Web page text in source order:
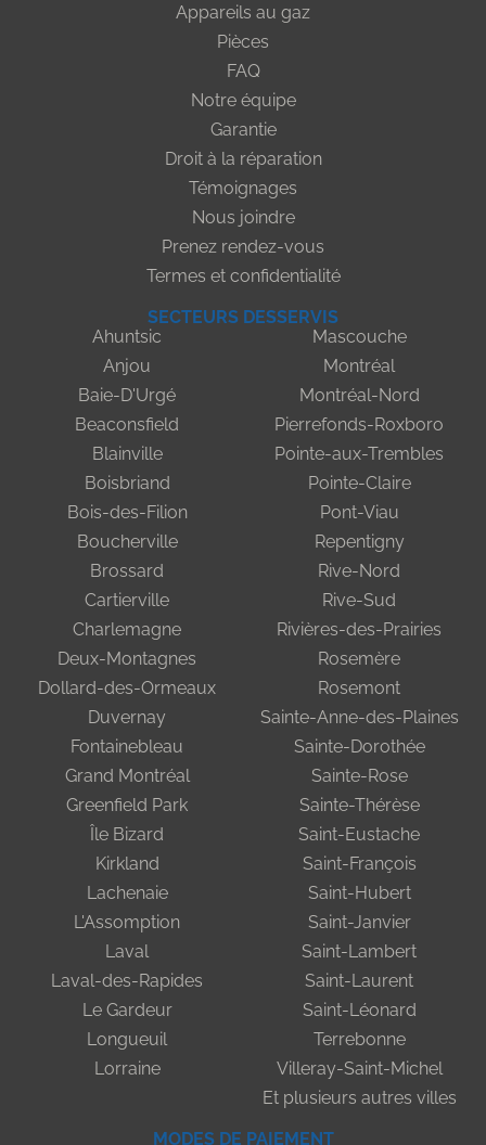
Appareils au gaz
Pièces
FAQ
Notre équipe
Garantie
Droit à la réparation
Témoignages
Nous joindre
Prenez rendez-vous
Termes et confidentialité
SECTEURS DESSERVIS
Ahuntsic
Anjou
Baie-D'Urgé
Beaconsfield
Blainville
Boisbriand
Bois-des-Filion
Boucherville
Brossard
Cartierville
Charlemagne
Deux-Montagnes
Dollard-des-Ormeaux
Duvernay
Fontainebleau
Grand Montréal
Greenfield Park
Île Bizard
Kirkland
Lachenaie
L'Assomption
Laval
Laval-des-Rapides
Le Gardeur
Longueuil
Lorraine
Mascouche
Montréal
Montréal-Nord
Pierrefonds-Roxboro
Pointe-aux-Trembles
Pointe-Claire
Pont-Viau
Repentigny
Rive-Nord
Rive-Sud
Rivières-des-Prairies
Rosemère
Rosemont
Sainte-Anne-des-Plaines
Sainte-Dorothée
Sainte-Rose
Sainte-Thérèse
Saint-Eustache
Saint-François
Saint-Hubert
Saint-Janvier
Saint-Lambert
Saint-Laurent
Saint-Léonard
Terrebonne
Villeray-Saint-Michel
Et plusieurs autres villes
MODES DE PAIEMENT